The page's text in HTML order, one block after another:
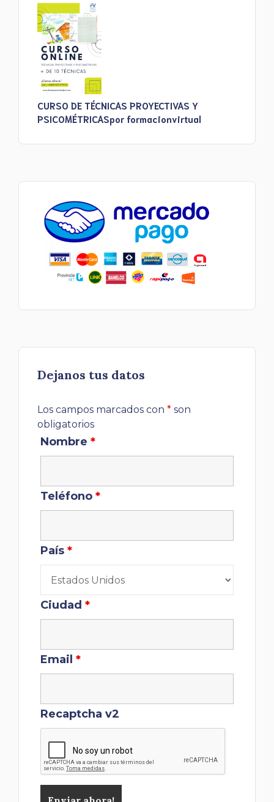
CURSO DE TÉCNICAS PROYECTIVAS Y
PSICOMÉTRICASpor formacionvirtual
Dejanos tus datos
Los campos marcados con * son
obligatorios
Nombre *
Teléfono *
País *
Ciudad *
Email *
Recaptcha v2